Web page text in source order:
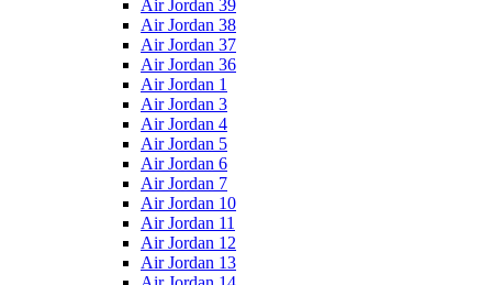
Air Jordan 39
Air Jordan 38
Air Jordan 37
Air Jordan 36
Air Jordan 1
Air Jordan 3
Air Jordan 4
Air Jordan 5
Air Jordan 6
Air Jordan 7
Air Jordan 10
Air Jordan 11
Air Jordan 12
Air Jordan 13